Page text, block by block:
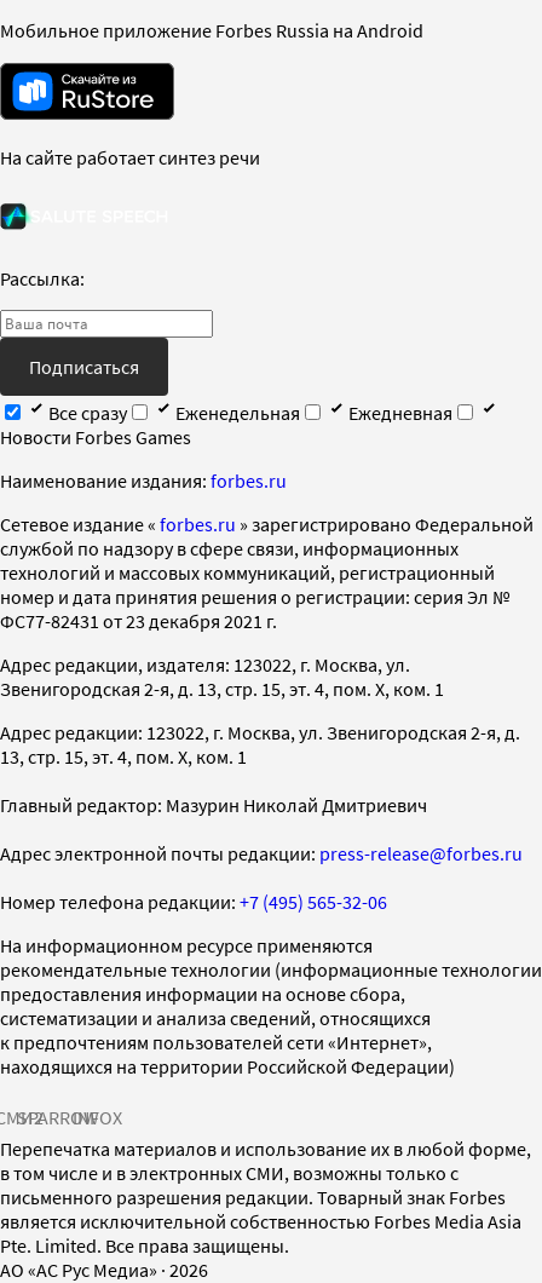
Мобильное приложение Forbes Russia на Android
На сайте работает синтез речи
Рассылка:
Подписаться
Все сразу
Еженедельная
Ежедневная
Новости Forbes Games
Наименование издания: forbes.ru
Cетевое издание « forbes.ru » зарегистрировано Федеральной
службой по надзору в сфере связи, информационных
технологий и массовых коммуникаций, регистрационный
номер и дата принятия решения о регистрации: серия Эл №
ФС77-82431 от 23 декабря 2021 г.
Адрес редакции, издателя: 123022, г. Москва, ул.
Звенигородская 2-я, д. 13, стр. 15, эт. 4, пом. X, ком. 1
Адрес редакции: 123022, г. Москва, ул. Звенигородская 2-я, д.
13, стр. 15, эт. 4, пом. X, ком. 1
Главный редактор: Мазурин Николай Дмитриевич
Адрес электронной почты редакции: press-release@forbes.ru
Номер телефона редакции: +7 (495) 565-32-06
На информационном ресурсе применяются
рекомендательные технологии (информационные технологии
предоставления информации на основе сбора,
систематизации и анализа сведений, относящихся
к предпочтениям пользователей сети «Интернет»,
находящихся на территории Российской Федерации)
SPARROWINFOX
Перепечатка материалов и использование их в любой форме,
в том числе и в электронных СМИ, возможны только с
письменного разрешения редакции. Товарный знак Forbes
является исключительной собственностью Forbes Media Asia
Pte. Limited. Все права защищены.
AO «АС Рус Медиа» · 2026